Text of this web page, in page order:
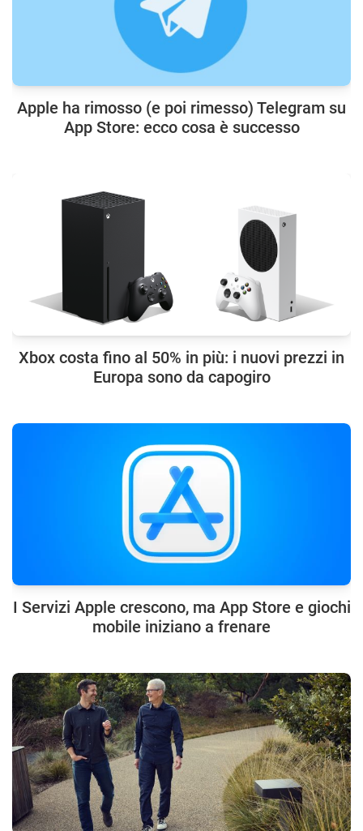
Apple ha rimosso (e poi rimesso) Telegram su
App Store: ecco cosa è successo
Xbox costa fino al 50% in più: i nuovi prezzi in
Europa sono da capogiro
I Servizi Apple crescono, ma App Store e giochi
mobile iniziano a frenare